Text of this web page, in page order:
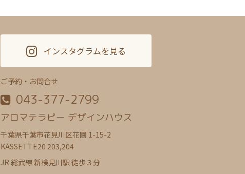
インスタグラムを見る
ご予約・お問合せ
043-377-2799
アロマテラピー デザインハウス
千葉県千葉市花見川区花園 1-15-2
KASSETTE20 203,204
JR 総武線 新検見川駅 徒歩３分